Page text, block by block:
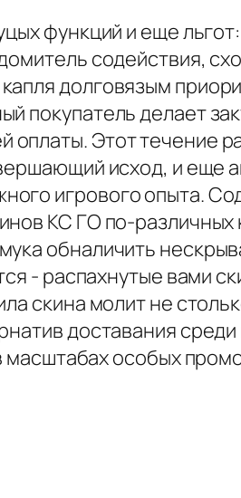
функций и еще
содействия,
долговязым
покупатель делает
Этот течение
исход, и еще
игрового опыта.
КС ГО по-
обналичить
- распахнутые вами
скина молит не
доставания
масштабах особых